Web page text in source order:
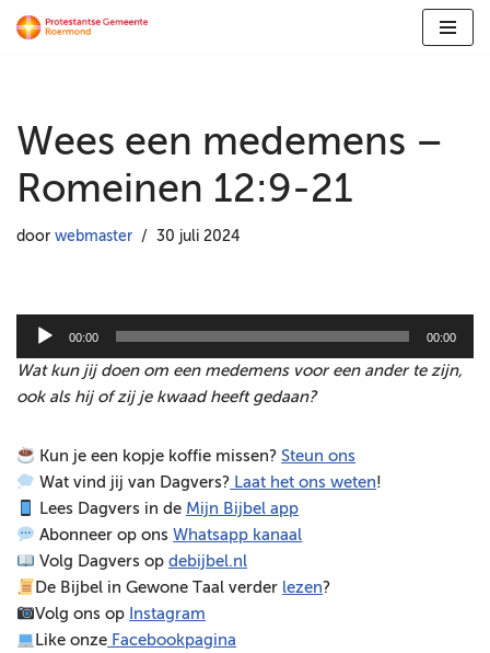
inhoud
Wees een medemens –
Romeinen 12:9-21
door webmaster 30 juli 2024
d
i
s
p
e
l
e
r
00:00 00:00
Wat kun jij doen om een medemens voor een ander te zijn,
ook als hij of zij je kwaad heeft gedaan?
Kun je een kopje koffie missen?Steun ons
Wat vind jij van Dagvers? Laat het ons weten!
Lees Dagvers in de Mijn Bijbel app
Abonneer op onsWhatsapp kanaal
Volg Dagvers opdebijbel.nl
De Bijbel in Gewone Taal verder lezen?
Volg ons op Instagram
Like onze Facebookpagina